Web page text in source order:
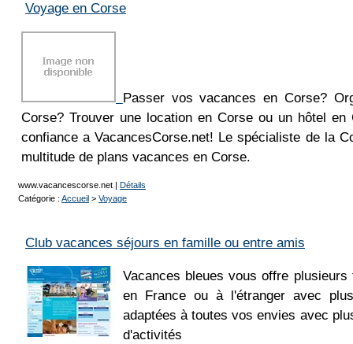
Voyage en Corse
Passer vos vacances en Corse?
Corse? Trouver une location en Corse ou un hôtel en
confiance a VacancesCorse.net! Le spécialiste de la
multitude de plans vacances en Corse.
www.vacancescorse.net | Détails
Catégorie : Accueil > Voyage
Club vacances séjours en famille ou entre amis
Vacances bleues vous offre
en France ou à l'étranger avec
adaptées à toutes vos envies avec
d'activités